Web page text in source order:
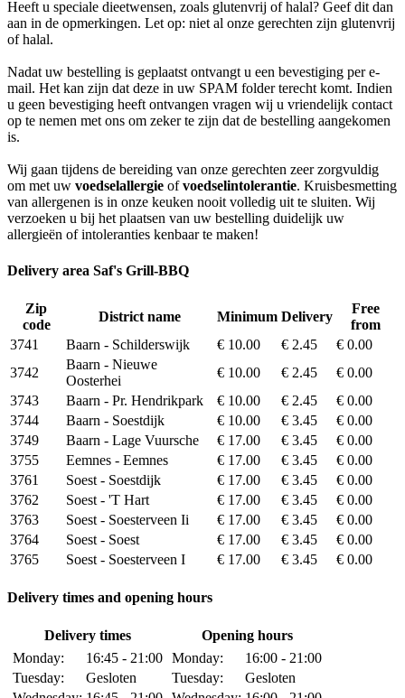
Heeft u speciale dieetwensen, zoals glutenvrij of halal? Geef dit dan
aan in de opmerkingen. Let op: niet al onze gerechten zijn glutenvrij
of halal.
Nadat uw bestelling is geplaatst ontvangt u een bevestiging per e-
mail. Het kan zijn dat deze in uw SPAM folder terecht komt. Indien
u geen bevestiging heeft ontvangen vragen wij u vriendelijk contact
op te nemen met ons om zeker te zijn dat de bestelling aangekomen
is.
Wij gaan tijdens de bereiding van onze gerechten zeer zorgvuldig
om met uw voedselallergie ofvoedselintolerantie. Kruisbesmetting
van allergenen is in onze keuken nooit volledig uit te sluiten. Wij
verzoeken u bij het plaatsen van uw bestelling duidelijk uw
allergieën of intoleranties kenbaar te maken!
Delivery area Saf's Grill-BBQ
Zip
code
District name Minimum Delivery
Free
from
3741
Baarn - Schilderswijk € 10.00 € 2.45
€ 0.00
3742
Baarn - Nieuwe
Oosterhei
€ 10.00 € 2.45
€ 0.00
3743
Baarn - Pr. Hendrikpark € 10.00 € 2.45
€ 0.00
3744
Baarn - Soestdijk € 10.00 € 3.45
€ 0.00
3749
Baarn - Lage Vuursche € 17.00 € 3.45
€ 0.00
3755
Eemnes - Eemnes € 17.00 € 3.45
€ 0.00
3761
Soest - Soestdijk € 17.00 € 3.45
€ 0.00
3762
Soest - 'T Hart € 17.00 € 3.45
€ 0.00
3763
Soest - Soesterveen Ii € 17.00 € 3.45
€ 0.00
3764
Soest - Soest € 17.00 € 3.45
€ 0.00
3765
Soest - Soesterveen I € 17.00 € 3.45 € 0.00
Delivery times and opening hours
Delivery times
Opening hours
Monday:
16:45 - 21:00
Tuesday:
Gesloten
Monday:
16:00 - 21:00
Tuesday:
Gesloten